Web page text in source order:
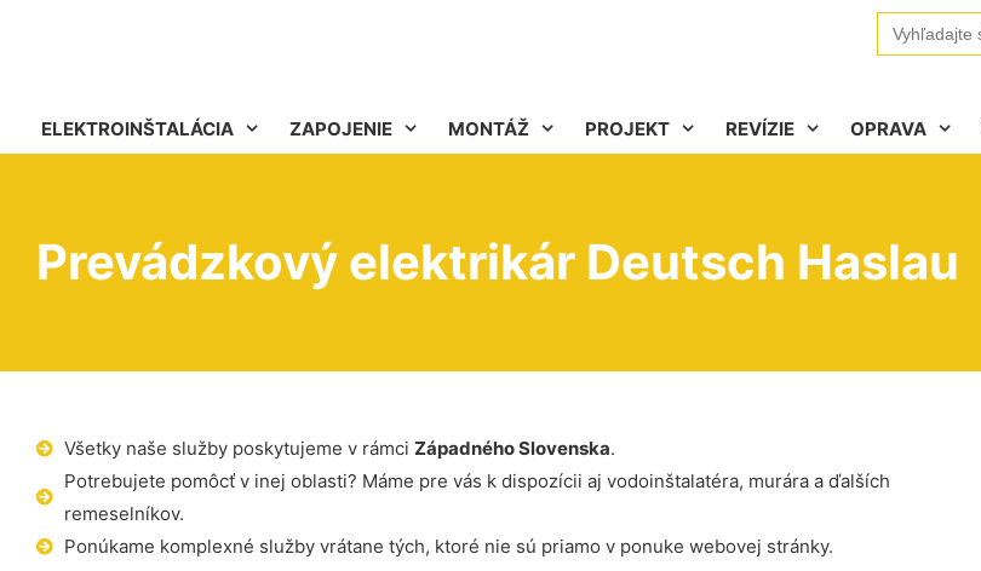
Search
for:
ELEKTROINŠTALÁCIA ZAPOJENIE MONTÁŽ PROJEKT REVÍZIE OPRAVA
Prevádzkový elektrikár Deutsch Haslau
Všetky naše služby poskytujeme v rámci Západného Slovenska.
Potrebujete pomôcť v inej oblasti? Máme pre vás k dispozícii aj vodoinštalatéra, murára a ďalších
remeselníkov.
Ponúkame komplexné služby vrátane tých, ktoré nie sú priamo v ponuke webovej stránky.